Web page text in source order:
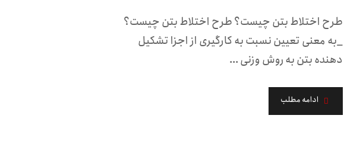
طرح اختلاط بتن چیست؟ طرح اختلاط بتن چیست؟
_به معنی تعیین نسبت به کارگیری از اجزا تشکیل
دهنده بتن به روش وزنی ...
ادامه مطلب